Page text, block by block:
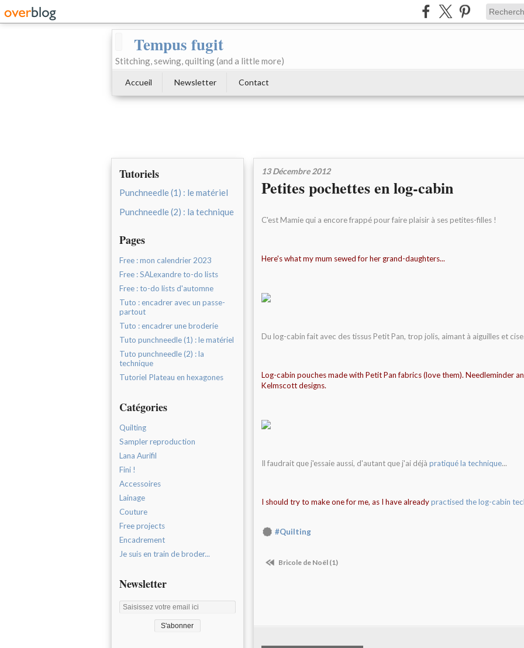
Tempus fugit
Stitching, sewing, quilting (and a little more)
Accueil Newsletter Contact
Tutoriels
Punchneedle (1) : le matériel
Punchneedle (2) : la technique
Pages
Free : mon calendrier 2023
Free : SALexandre to-do lists
Free : to-do lists d'automne
Tuto : encadrer avec un passe-
partout
Tuto : encadrer une broderie
Tuto punchneedle (1) : le matériel
Tuto punchneedle (2) : la
technique
Tutoriel Plateau en hexagones
Catégories
Quilting
Sampler reproduction
Lana Aurifil
Fini !
Accessoires
Lainage
Couture
Free projects
Encadrement
Je suis en train de broder...
Newsletter
13 Décembre 2012
Petites pochettes en log-cabin
C'est Mamie qui a encore frappé pour faire plaisir à ses petites-filles !
Here's what my mum sewed for her grand-daughters...
Du log-cabin fait avec des tissus Petit Pan, trop jolis, aimant à aiguilles et
Log-cabin pouches made with Petit Pan fabrics (love them). Needleminder
Kelmscott designs.
Il faudrait que j'essaie aussi, d'autant que j'ai déjà pratiqué la technique...
I should try to make one for me, as I have alreadypractised the log-cabin
#Quilting
Bricole de Noël (1)